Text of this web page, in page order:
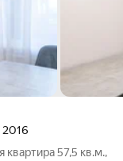
2016
57,5 кв.м.,